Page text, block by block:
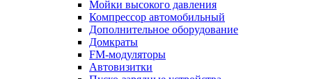
Мойки высокого давления
Компрессор автомобильный
Дополнительное оборудование
Домкраты
FM-модуляторы
Автовизитки